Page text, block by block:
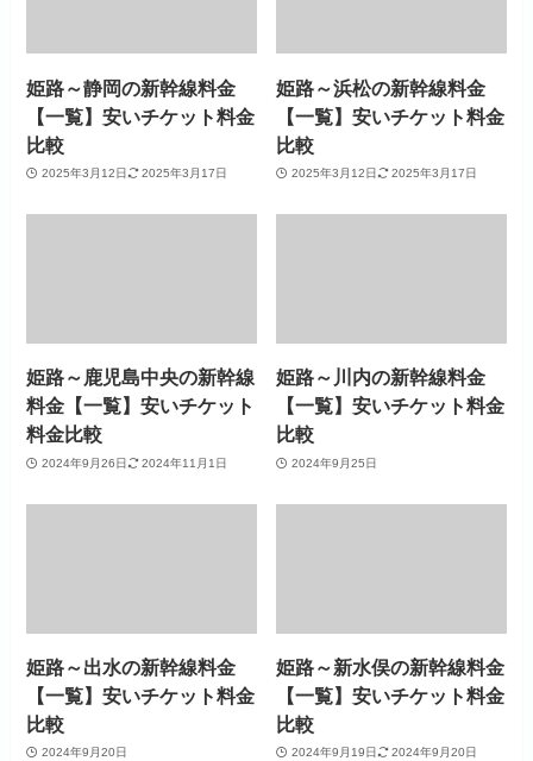
姫路～静岡の新幹線料金
【一覧】安いチケット料金
比較
2025年3月12日 2025年3月17日
姫路～浜松の新幹線料金
【一覧】安いチケット料金
比較
2025年3月12日 2025年3月17日
姫路～鹿児島中央の新幹線
料金【一覧】安いチケット
料金比較
2024年9月26日 2024年11月1日
姫路～川内の新幹線料金
【一覧】安いチケット料金
比較
2024年9月25日
姫路～出水の新幹線料金
【一覧】安いチケット料金
比較
2024年9月20日
姫路～新水俣の新幹線料金
【一覧】安いチケット料金
比較
2024年9月19日 2024年9月20日